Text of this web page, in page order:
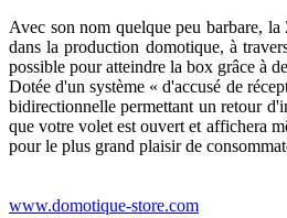
Avec son nom quelque peu barbare,
dans la production domotique, à
possible pour atteindre la box grâce à
Dotée d'un système « d'accusé de
bidirectionnelle permettant un retour
que votre volet est ouvert et affichera
pour le plus grand plaisir de
www.domotique-store.com